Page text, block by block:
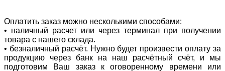
Оплатить заказ можно несколькими способами:
• наличный расчет или через терминал при получении
товара с нашего склада.
• безналичный расчёт. Нужно будет произвести оплату за
продукцию через банк на наш расчётный счёт, и мы
подготовим Ваш заказ к оговоренному времени или